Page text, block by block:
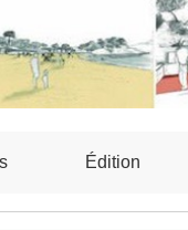
Édition